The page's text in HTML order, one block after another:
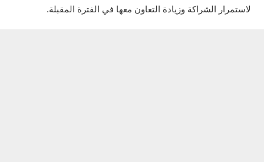
لاستمرار الشراكة وزيادة التعاون معها في الفترة المقبلة.